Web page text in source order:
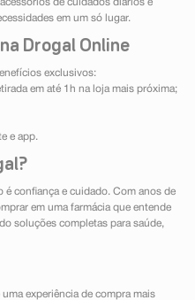
de cuidados diários e
em um só lugar.
Drogal Online
exclusivos:
em até 1h na loja mais próxima;
e app.
é confiança e cuidado. Com anos de
em uma farmácia que entende
soluções completas para saúde,
experiência de compra mais